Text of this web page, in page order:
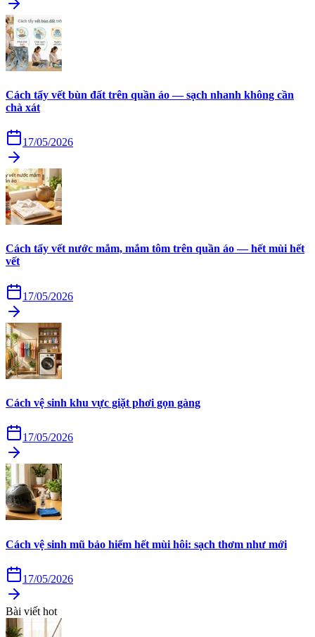
Cách tẩy vết bùn đất trên quần áo — sạch nhanh không cần
chà xát
17/05/2026
Cách tẩy vết nước mắm, mắm tôm trên quần áo — hết mùi hết
vết
17/05/2026
Cách vệ sinh khu vực giặt phơi gọn gàng
17/05/2026
Cách vệ sinh mũ bảo hiểm hết mùi hôi: sạch thơm như mới
17/05/2026
Bài viết hot